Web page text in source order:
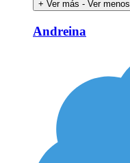
+ Ver más - Ver menos
Andreina